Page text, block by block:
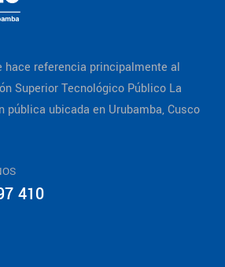
hace referencia principalmente al
Superior Tecnológico Público La
pública ubicada en Urubamba, Cusco
410